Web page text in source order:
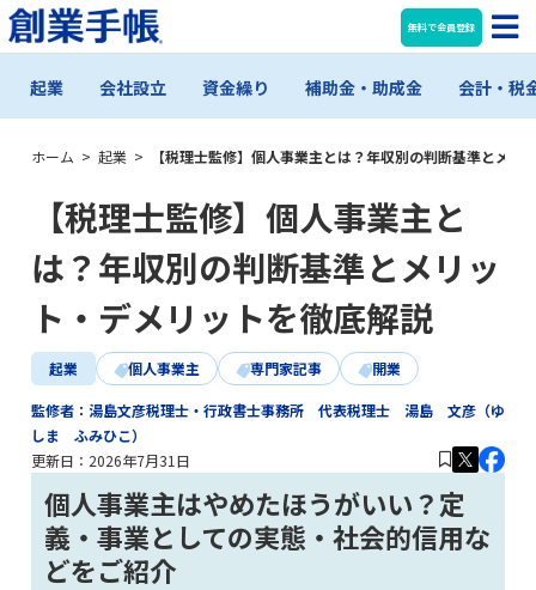
無料で会員登録
起業 会社設立 資金繰り 補助金・助成金 会計・税
ホーム > 起業 > 【税理士監修】個人事業主とは？年収別の判断基準とメリ
【税理士監修】個人事業主と
は？年収別の判断基準とメリッ
ト・デメリットを徹底解説
起業 個人事業主 専門家記事 開業
監修者：湯島文彦税理士・行政書士事務所 代表税理士 湯島 文彦（ゆ
しま ふみひこ）
更新日： 2026年7月31日
個人事業主はやめたほうがいい？定
義・事業としての実態・社会的信用な
どをご紹介